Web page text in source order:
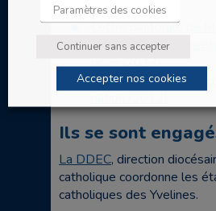
parents (2020)
Lettre pastorale de
chefs
privé (2017)
Manifeste de l’école
Ils se sont
La DDEC, direction
catholique coordonne les
catholiques des Yvelines.
Paramètres des cookies
Continuer sans accepter
Accepter nos cookies